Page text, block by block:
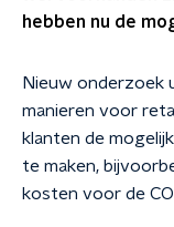
hebben nu de
Nieuw onderzoek
manieren voor
klanten de
te maken,
kosten voor de